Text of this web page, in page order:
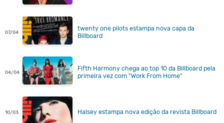
07/04
twenty one pilots estampa nova capa da
Billboard
04/04
Fifth Harmony chega ao top 10 da Billboard pela
primeira vez com "Work From Home"
10/03 Halsey estampa nova edição da revista Billboard